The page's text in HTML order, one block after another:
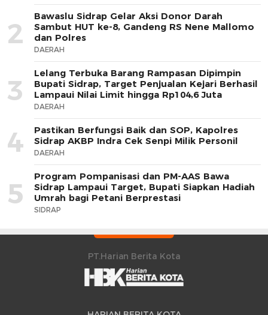
2
Bawaslu Sidrap Gelar Aksi Donor Darah
Sambut HUT ke-8, Gandeng RS Nene Mallomo
dan Polres
DAERAH
3
Lelang Terbuka Barang Rampasan Dipimpin
Bupati Sidrap, Target Penjualan Kejari Berhasil
Lampaui Nilai Limit hingga Rp104,6 Juta
DAERAH
4
Pastikan Berfungsi Baik dan SOP, Kapolres
Sidrap AKBP Indra Cek Senpi Milik Personil
DAERAH
5
Program Pompanisasi dan PM-AAS Bawa
Sidrap Lampaui Target, Bupati Siapkan Hadiah
Umrah bagi Petani Berprestasi
SIDRAP
PT.Harian Berita Kota